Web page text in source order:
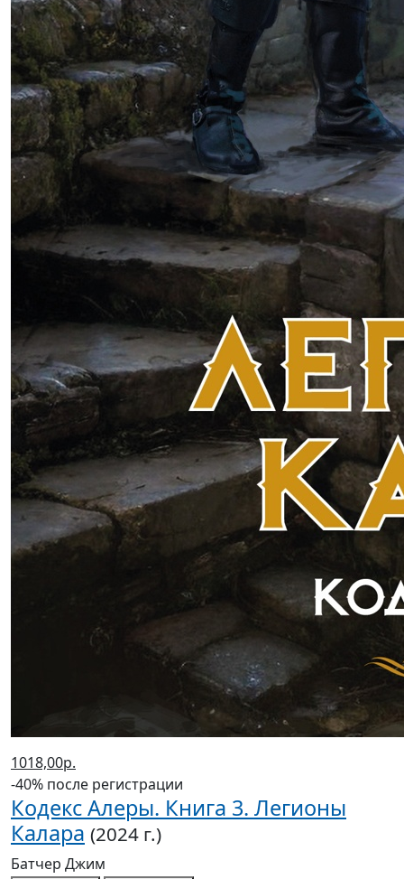
1018,00р.
-40% после регистрации
Кодекс Алеры. Книга 3. Легионы
Калара (2024 г.)
Батчер Джим